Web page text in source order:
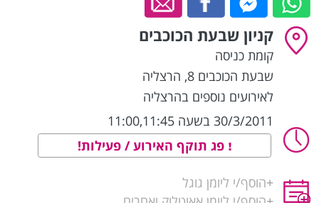
קניון שבעת הכוכבים
קומת כניסה
שבעת הכוכבים 8
, הרצליה
לאירועים נוספים בהרצליה
30/3/2011 בשעה 11:00,11:45
פג תוקף האירוע / פעילות!
+הוסף/י ליומן גוגל